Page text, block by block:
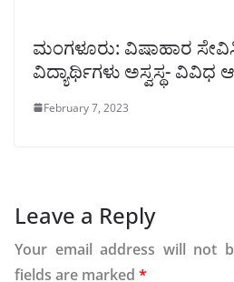
ಮಂಗಳೂರು: ವಿಷಾಹಾರ
ವಿದ್ಯಾರ್ಥಿಗಳು ಅಸ್ವಸ್ಥ- ವಿವಿಧ
February 7, 2023
Leave a Reply
Your email address will not
fields are marked *